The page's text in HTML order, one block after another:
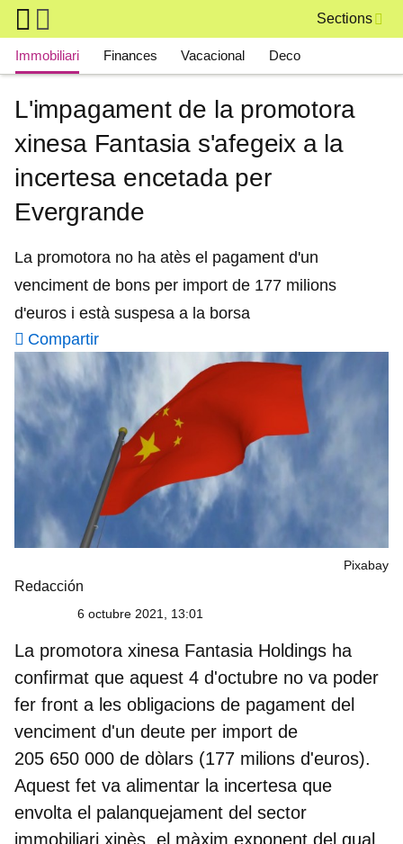
Skip to main content
Sections
Main navigation
Immobiliari Finances Vacacional Deco
L'impagament de la promotora
xinesa Fantasia s'afegeix a la
incertesa encetada per
Evergrande
La promotora no ha atès el pagament d'un
venciment de bons per import de 177 milions
d'euros i està suspesa a la borsa
Compartir
Pixabay
Redacción
6 octubre 2021, 13:01
La promotora xinesa Fantasia Holdings ha
confirmat que aquest 4 d'octubre no va poder
fer front a les obligacions de pagament del
venciment d'un deute per import de
205 650 000 de dòlars (177 milions d'euros).
Aquest fet va alimentar la incertesa que
envolta el palanquejament del sector
immobiliari xinès, el màxim exponent del qual